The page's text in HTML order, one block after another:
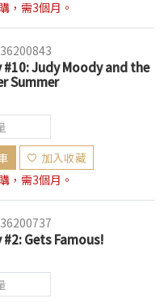
，需3個月。
Judy Moody and the
Summer
加入收藏
，需3個月。
Gets Famous!